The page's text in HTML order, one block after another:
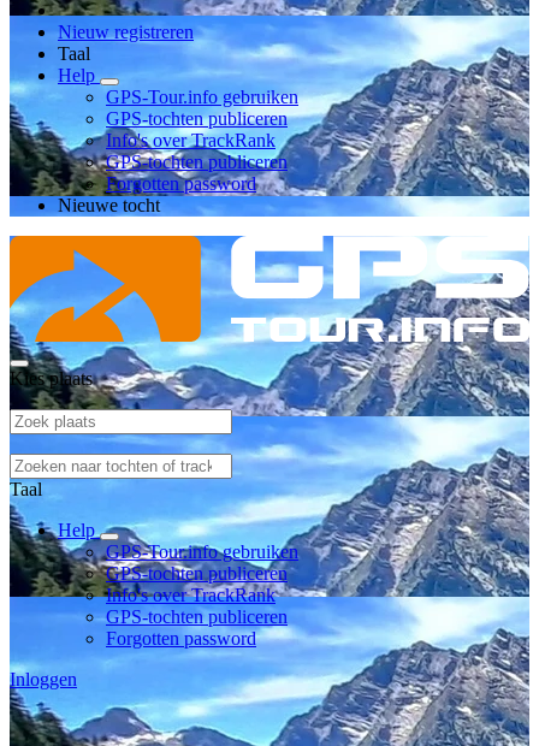
Nieuw registreren
Taal
Help
GPS-Tour.info gebruiken
GPS-tochten publiceren
Info's over TrackRank
GPS-tochten publiceren
Forgotten password
Nieuwe tocht
Kies plaats
Taal
Help
GPS-Tour.info gebruiken
GPS-tochten publiceren
Info's over TrackRank
GPS-tochten publiceren
Forgotten password
Inloggen